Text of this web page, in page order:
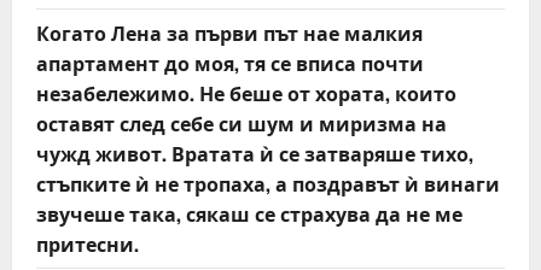
Когато Лена за първи път нае малкия
апартамент до моя, тя се вписа почти
незабележимо. Не беше от хората, които
оставят след себе си шум и миризма на
чужд живот. Вратата ѝ се затваряше тихо,
стъпките ѝ не тропаха, а поздравът ѝ винаги
звучеше така, сякаш се страхува да не ме
притесни.